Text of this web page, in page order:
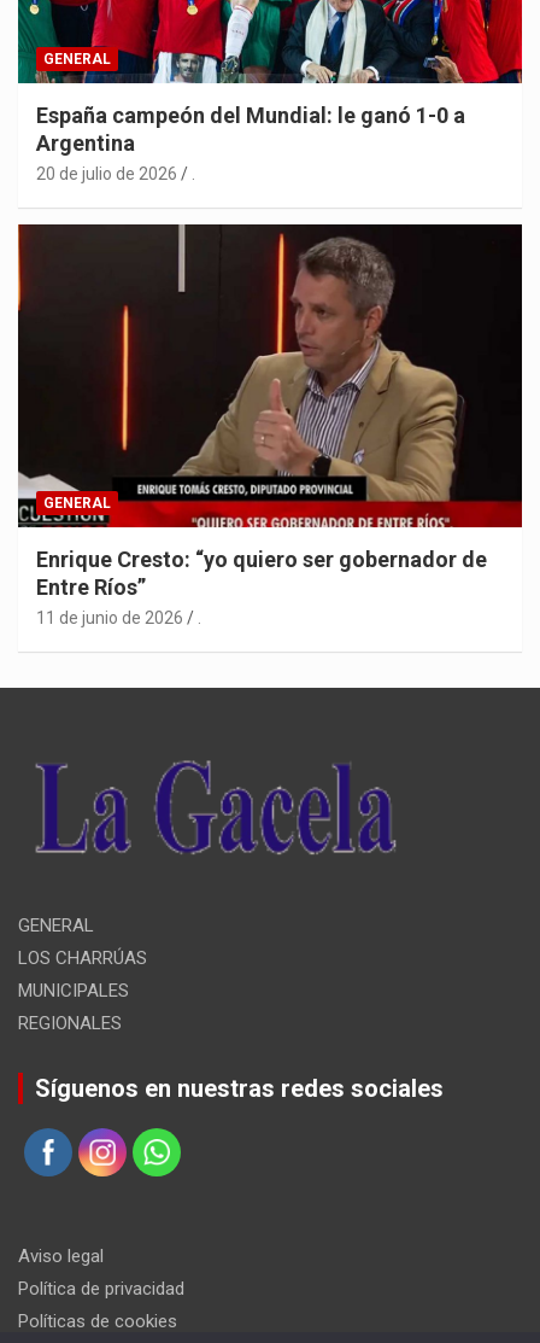
GENERAL
España campeón del Mundial: le ganó 1-0 a
Argentina
20 de julio de 2026
GENERAL
Enrique Cresto: “yo quiero ser gobernador de
Entre Ríos”
11 de junio de 2026
GENERAL
LOS CHARRÚAS
MUNICIPALES
REGIONALES
Síguenos en nuestras redes sociales
Aviso legal
Política de privacidad
Políticas de cookies